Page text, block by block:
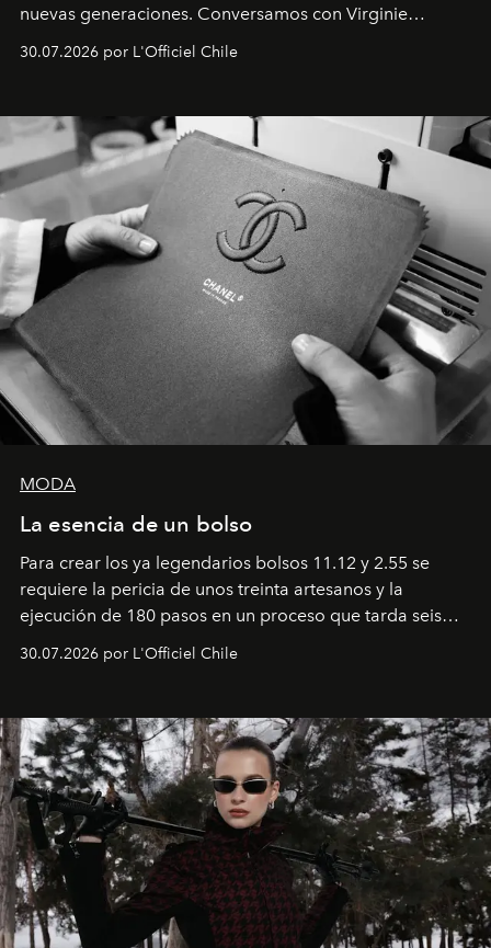
nuevas generaciones. Conversamos con Virginie
Dubray, la responsable de marketing para
Latinoamérica, sobre identidad, cultura y el valor
30.07.2026 por L'Officiel Chile
MODA
La esencia de un bolso
Para crear los ya legendarios bolsos 11.12 y 2.55 se
requiere la pericia de unos treinta artesanos y la
ejecución de 180 pasos en un proceso que tarda seis
semanas. Los expertos ponen en práctica una técnica
que se enseña solamente en la escuela de formación de
30.07.2026 por L'Officiel Chile